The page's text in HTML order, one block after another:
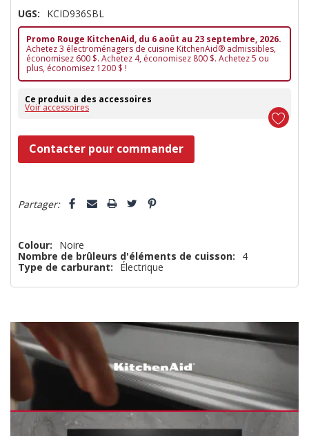
UGS: KCID936SBL
Promo Rouge KitchenAid, du 6 aoüt au 23 septembre, 2026.
Achetez 3 électroménagers de cuisine KitchenAid® admissibles,
économisez 600 $. Achetez 4, économisez 800 $. Achetez 5 ou
plus, économisez 1200 $ !
Ce produit a des accessoires
Voir accessoires
Dépêchez-
vous!
n’en
plus
que
Contacter pour commander
Partager:
Colour:
Noire
Nombre de brûleurs d'éléments de cuisson:
4
Type de carburant:
Électrique